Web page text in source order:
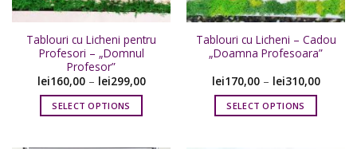
Tablouri cu Licheni pentru
Profesori – „Domnul
Profesor”
lei160,00– lei299,00
SELECT OPTIONS
Tablouri cu Licheni – Cadou
„Doamna Profesoara”
lei170,00– lei310,00
SELECT OPTIONS